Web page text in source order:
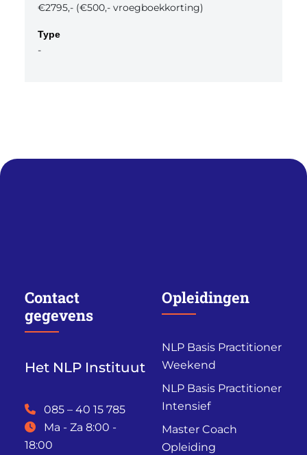
€2795,- (€500,- vroegboekkorting)
Type
-
Contact
gegevens
Het NLP Instituut
085 – 40 15 785
Ma - Za 8:00 -
18:00
Opleidingen
NLP Basis Practitioner
Weekend
NLP Basis Practitioner
Intensief
Master Coach
Opleiding